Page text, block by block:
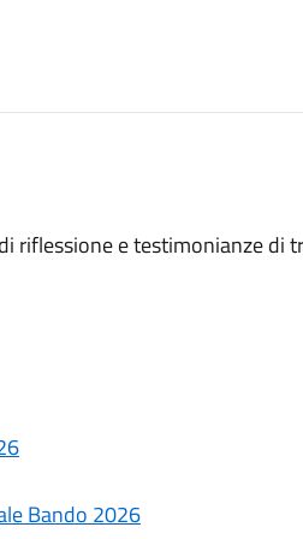
riflessione e testimonianze di
Bando 2026